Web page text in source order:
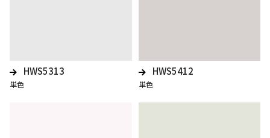
HWS5313
単色
HWS5412
単色